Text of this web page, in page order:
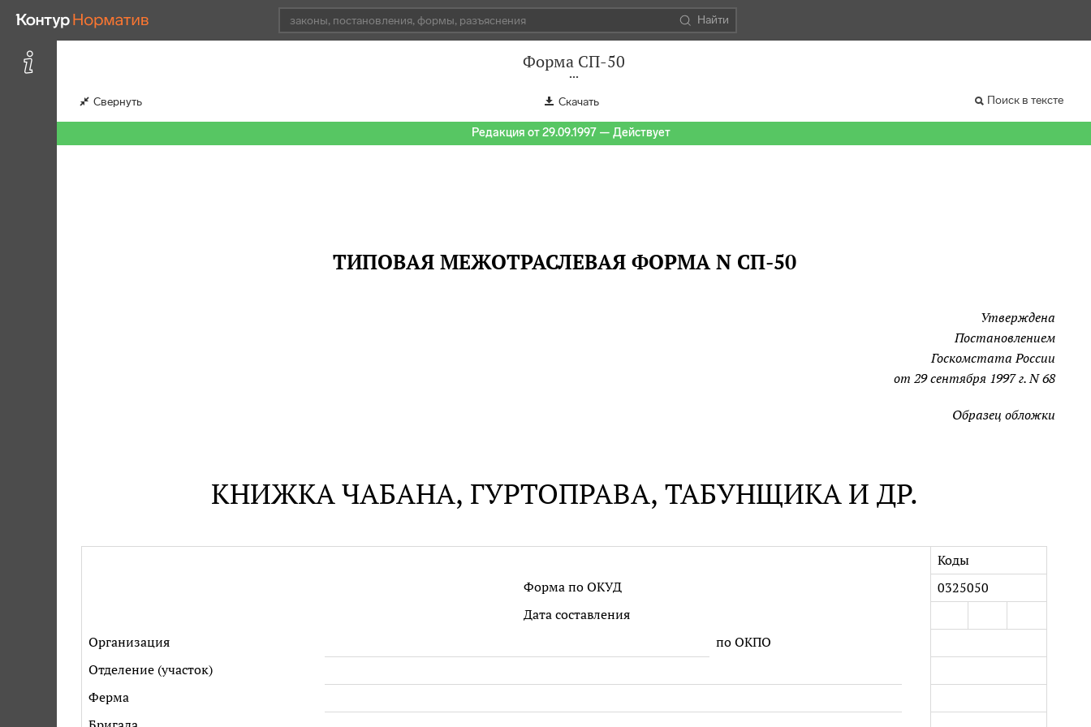
Найти
Форма СП-50
Свернуть Скачать Поиск в тексте
Редакция от 29.09.1997 — Действует
ТИПОВАЯ МЕЖОТРАСЛЕВАЯ ФОРМА N СП-50
Утверждена
Постановлением
Госкомстата России
от 29 сентября 1997 г. N 68
Образец обложки
КНИЖКА ЧАБАНА, ГУРТОПРАВА, ТАБУНЩИКА И ДР.
Коды
Форма по ОКУД
0325050
Дата составления
Организация
по ОКПО
Отделение (участок)
Ферма